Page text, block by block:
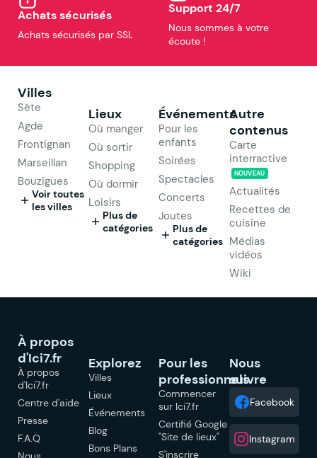
Achats sécurisés
Achats sécurisés par SSL
Support 24/7
Nous sommes à votre
écoute !
Villes
Sète
Agde
Frontignan
Marseillan
Bouzigues
Voir toutes
les villes
Lieux
Où manger
Où sortir
Shopping
Où dormir
Loisirs
Plus de
catégories
Événements
Pour les
enfants
Soirées
Spectacles
Concerts
Joutes
Plus de
catégories
Autre
contenus
Carte
interractive
NOUVEAU
Actualités
Recettes de
cuisine
Médias
vidéos
Wiki
À propos
d'Ici7.fr
À propos
d'Ici7.fr
Centre d'aide
Presse
F.A.Q
Explorez
Villes
Lieux
Événements
Blog
Bons Plans
Pour les
professionnels
Commencer
sur Ici7.fr
Certifié Google
"Site de lieux"
S'inscrire
Nous
suivre
Facebook
Instagram